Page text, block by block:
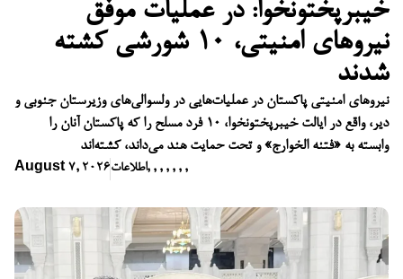
خیبرپختونخوا: در عملیات موفق
نیروهای امنیتی، ۱۰ شورشی کشته
شدند
نیروهای امنیتی پاکستان در عملیات‌هایی در ولسوالی‌های وزیرستان جنوبی و
دیر، واقع در ایالت خیبرپختونخوا، ۱۰ فرد مسلح را که پاکستان آنان را
وابسته به «فتنه الخوارج» و تحت حمایت هند می‌داند، کشته‌اند
August 7, 2026اطلاعات, , , , , , ,